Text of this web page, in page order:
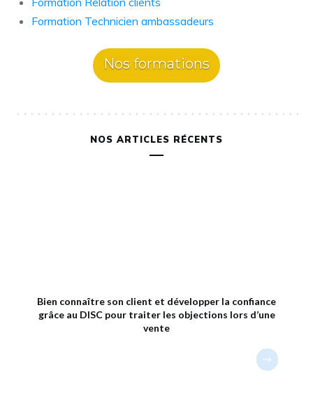
Formation Technicien ambassadeurs
Nos formations
NOS ARTICLES RÉCENTS
Bien connaître son client et développer la confiance
grâce au DISC pour traiter les objections lors d’une
vente